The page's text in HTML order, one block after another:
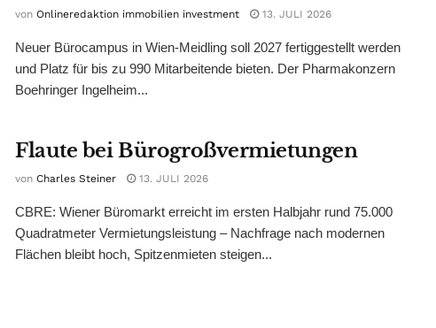
von Onlineredaktion immobilien investment 13. JULI 2026
Neuer Bürocampus in Wien-Meidling soll 2027 fertiggestellt werden
und Platz für bis zu 990 Mitarbeitende bieten. Der Pharmakonzern
Boehringer Ingelheim...
Flaute bei Bürogroßvermietungen
von Charles Steiner 13. JULI 2026
CBRE: Wiener Büromarkt erreicht im ersten Halbjahr rund 75.000
Quadratmeter Vermietungsleistung – Nachfrage nach modernen
Flächen bleibt hoch, Spitzenmieten steigen...